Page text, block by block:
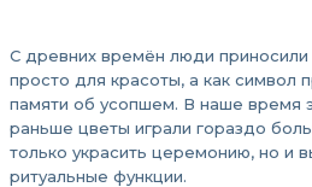
С древних времён люди
просто для красоты, а как символ
памяти об усопшем. В наше время
раньше цветы играли гораздо
только украсить церемонию, но и
ритуальные функции.